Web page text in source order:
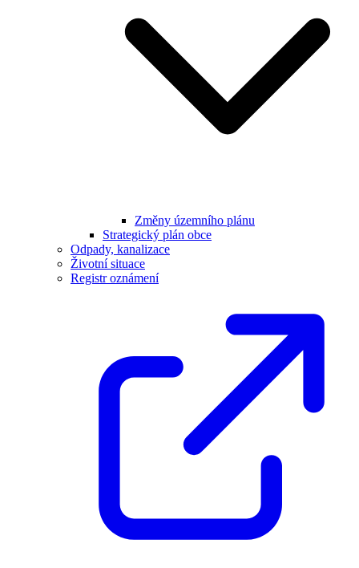
Změny územního plánu
Strategický plán obce
Odpady, kanalizace
Životní situace
Registr oznámení